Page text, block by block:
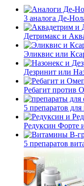
3 аналога Де-
Детримакс и
Эликвис или
Дезринит или
Ребагит против
5 препаратов
Редуксин Форте
5 препаратов